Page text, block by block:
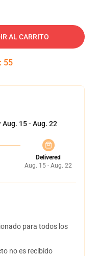
AL CARRITO
: 54
Aug. 15 - Aug. 22
Delivered
Aug. 15 - Aug. 22
para todos los
no es recibido